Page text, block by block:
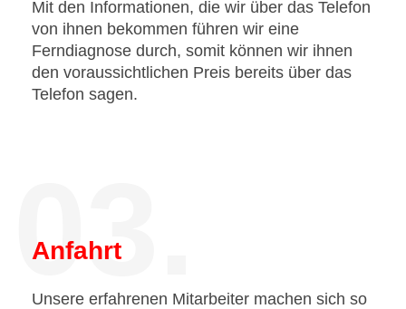
Mit den Informationen, die wir über das Telefon
von ihnen bekommen führen wir eine
Ferndiagnose durch, somit können wir ihnen
den voraussichtlichen Preis bereits über das
Telefon sagen.
03.
Anfahrt
Unsere erfahrenen Mitarbeiter machen sich so